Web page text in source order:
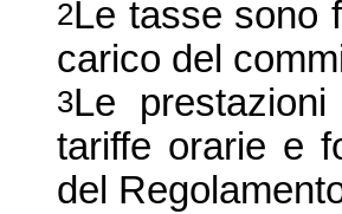
2Le tasse sono
carico del
3Le
tariffe orarie e
del